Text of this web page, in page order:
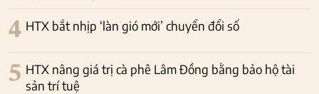
4 HTX bắt nhịp ‘làn gió mới’ chuyển đổi số
5 HTX nâng giá trị cà phê Lâm Đồng bằng bảo hộ tài
sản trí tuệ